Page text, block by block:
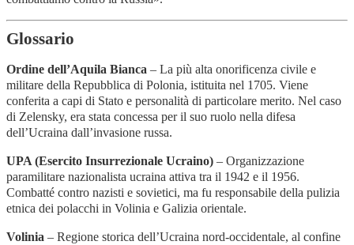
Glossario
Ordine dell’Aquila Bianca – La più alta onorificenza civile e
militare della Repubblica di Polonia, istituita nel 1705. Viene
conferita a capi di Stato e personalità di particolare merito. Nel caso
di Zelensky, era stata concessa per il suo ruolo nella difesa
dell’Ucraina dall’invasione russa.
UPA (Esercito Insurrezionale Ucraino) – Organizzazione
paramilitare nazionalista ucraina attiva tra il 1942 e il 1956.
Combatté contro nazisti e sovietici, ma fu responsabile della pulizia
etnica dei polacchi in Volinia e Galizia orientale.
Volinia – Regione storica dell’Ucraina nord-occidentale, al confine